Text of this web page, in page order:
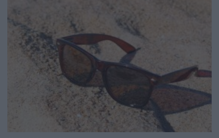
επιδόματος αδείας. Συνήθως, το επίδομα αδείας
καταβάλλεται με την έναρξη […]